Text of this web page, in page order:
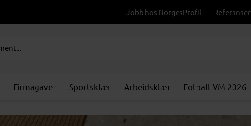
Jobb hos NorgesProfil Referanser
Firmagaver Sportsklær Arbeidsklær Fotball-VM 2026